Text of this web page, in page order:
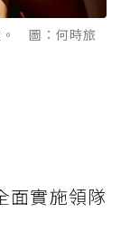
圖：何時旅
面實施領隊